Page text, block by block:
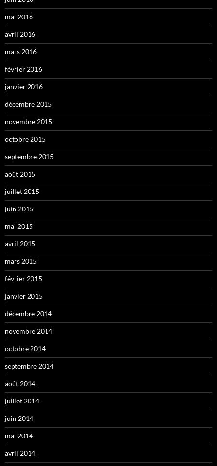
mai 2016
avril 2016
mars 2016
février 2016
janvier 2016
décembre 2015
novembre 2015
octobre 2015
septembre 2015
août 2015
juillet 2015
juin 2015
mai 2015
avril 2015
mars 2015
février 2015
janvier 2015
décembre 2014
novembre 2014
octobre 2014
septembre 2014
août 2014
juillet 2014
juin 2014
mai 2014
avril 2014